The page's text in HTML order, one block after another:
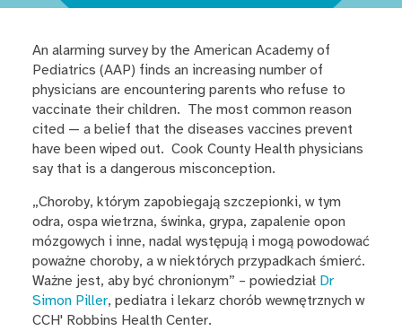
An alarming survey by the American Academy of
Pediatrics (AAP) finds an increasing number of
physicians are encountering parents who refuse to
vaccinate their children. The most common reason
cited — a belief that the diseases vaccines prevent
have been wiped out. Cook County Health physicians
say that is a dangerous misconception.
„Choroby, którym zapobiegają szczepionki, w tym
odra, ospa wietrzna, świnka, grypa, zapalenie opon
mózgowych i inne, nadal występują i mogą powodować
poważne choroby, a w niektórych przypadkach śmierć.
Ważne jest, aby być chronionym” – powiedział Dr
Simon Piller, pediatra i lekarz chorób wewnętrznych w
CCH' Robbins Health Center.